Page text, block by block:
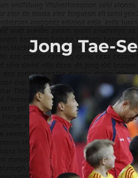
footbaLLove
Jong Tae-Se